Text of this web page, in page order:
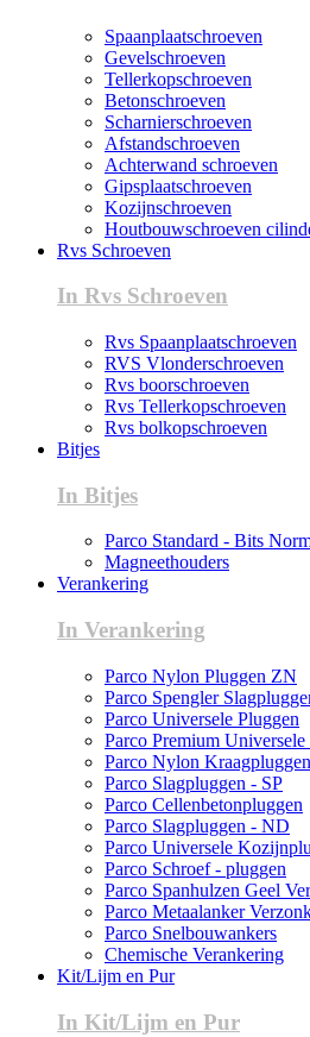
Spaanplaatschroeven
Gevelschroeven
Tellerkopschroeven
Betonschroeven
Scharnierschroeven
Afstandschroeven
Achterwand schroeven
Gipsplaatschroeven
Kozijnschroeven
Houtbouwschroeven
Rvs Schroeven
In Rvs Schroeven
Rvs Spaanplaatschroeven
RVS Vlonderschroeven
Rvs boorschroeven
Rvs Tellerkopschroeven
Rvs bolkopschroeven
Bitjes
In Bitjes
Parco Standard - Bits
Magneethouders
Verankering
In Verankering
Parco Nylon Pluggen ZN
Parco Spengler
Parco Universele Pluggen
Parco Premium Universele
Parco Nylon Kraagpluggen
Parco Slagpluggen - SP
Parco Cellenbetonpluggen
Parco Slagpluggen - ND
Parco Universele
Parco Schroef - pluggen
Parco Spanhulzen Geel
Parco Metaalanker
Parco Snelbouwankers
Chemische Verankering
Kit/Lijm en Pur
In Kit/Lijm en Pur